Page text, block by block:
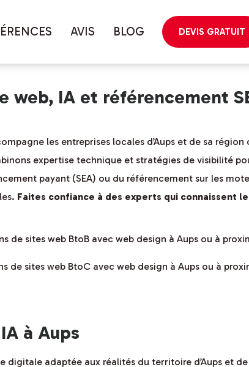
AVIS BLOG DEVIS GRATUIT
IA et référencement
les entreprises locales d’Aups et de sa région
expertise technique et stratégies de visibilité
payant (SEA) ou du référencement sur les
Faites confiance à des experts qui connaissent
de sites web BtoB avec web design à Aups ou à
de sites web BtoC avec web design à Aups ou à
à Aups
adaptée aux réalités du territoire d’Aups et